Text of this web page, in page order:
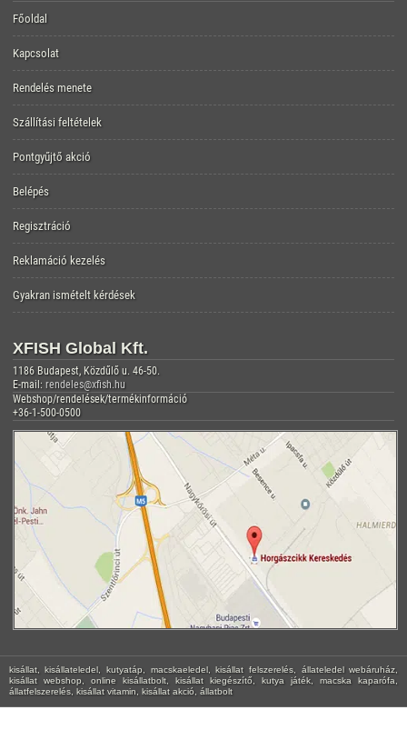
Főoldal
Kapcsolat
Rendelés menete
Szállítási feltételek
Pontgyűjtő akció
Belépés
Regisztráció
Reklamáció kezelés
Gyakran ismételt kérdések
XFISH Global Kft.
1186 Budapest, Közdűlő u. 46-50.
E-mail: rendeles@xfish.hu
Webshop/rendelések/termékinformáció
+36-1-500-0500
kisállat, kisállateledel, kutyatáp, macskaeledel, kisállat felszerelés, állateledel webáruház,
kisállat webshop, online kisállatbolt, kisállat kiegészítő, kutya játék, macska kaparófa,
állatfelszerelés, kisállat vitamin, kisállat akció, állatbolt